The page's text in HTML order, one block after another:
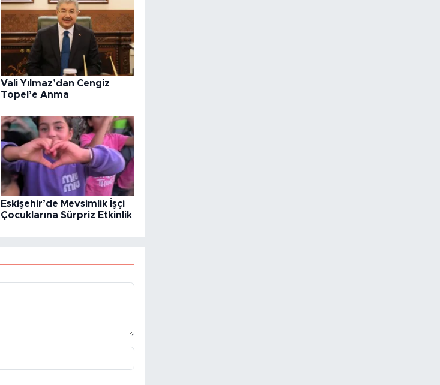
Vali Yılmaz’dan Cengiz
Topel’e Anma
Eskişehir’de Mevsimlik İşçi
Çocuklarına Sürpriz Etkinlik